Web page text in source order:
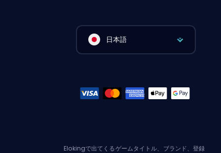
日本語
Elokingで出てくるゲームタイトル、ブランド、登録